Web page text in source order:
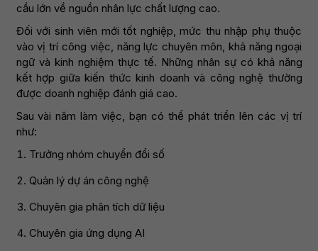
cầu lớn về nguồn nhân lực chất lượng cao.
Đối với sinh viên mới tốt nghiệp, mức thu nhập phụ thuộc
vào vị trí công việc, năng lực chuyên môn, khả năng ngoại
ngữ và kinh nghiệm thực tế. Những nhân sự có khả năng
kết hợp giữa kiến thức kinh doanh và công nghệ thường
được doanh nghiệp đánh giá cao.
Sau vài năm làm việc, bạn có thể phát triển lên các vị trí
như:
Trưởng nhóm chuyển đổi số
Quản lý dự án công nghệ
Chuyên gia phân tích dữ liệu
Chuyên gia ứng dụng AI